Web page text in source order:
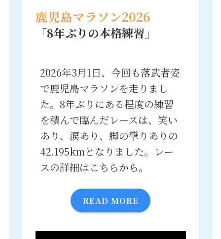
鹿児島マラソン2026
「8年ぶりの本格練習」
2026年3月1日、今回も落武者姿
で鹿児島マラソンを走りまし
た。8年ぶりにある程度の練習
を積んで臨んだレースは、笑い
あり、涙あり、脚の攣りありの
42.195kmとなりました。レー
スの詳細はこちらから。
READ MORE